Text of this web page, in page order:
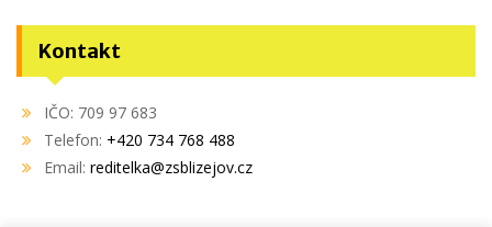
Kontakt
IČO: 709 97 683
Telefon: +420 734 768 488
Email: reditelka@zsblizejov.cz